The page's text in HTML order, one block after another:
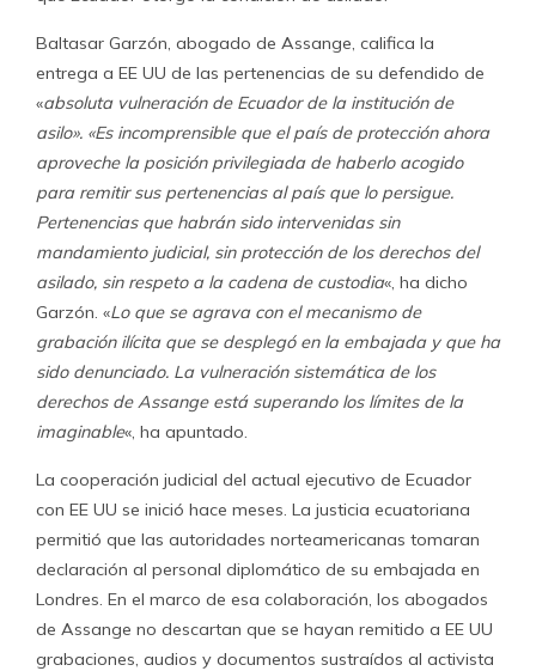
Baltasar Garzón, abogado de Assange, califica la
entrega a EE UU de las pertenencias de su defendido de
«absoluta vulneración de Ecuador de la institución de
asilo». «Es incomprensible que el país de protección ahora
aproveche la posición privilegiada de haberlo acogido
para remitir sus pertenencias al país que lo persigue.
Pertenencias que habrán sido intervenidas sin
mandamiento judicial, sin protección de los derechos del
asilado, sin respeto a la cadena de custodia«, ha dicho
Garzón. «Lo que se agrava con el mecanismo de
grabación ilícita que se desplegó en la embajada y que ha
sido denunciado. La vulneración sistemática de los
derechos de Assange está superando los límites de la
imaginable«, ha apuntado.
La cooperación judicial del actual ejecutivo de Ecuador
con EE UU se inició hace meses. La justicia ecuatoriana
permitió que las autoridades norteamericanas tomaran
declaración al personal diplomático de su embajada en
Londres. En el marco de esa colaboración, los abogados
de Assange no descartan que se hayan remitido a EE UU
grabaciones, audios y documentos sustraídos al activista